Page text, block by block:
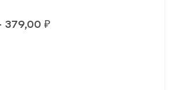
379,00 ₽Диапазон